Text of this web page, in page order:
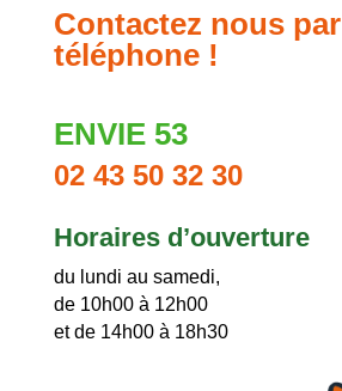
Contactez nous par
téléphone !
ENVIE 53
02 43 50 32 30
Horaires d’ouverture
du lundi au samedi,
de 10h00 à 12h00
et de 14h00 à 18h30